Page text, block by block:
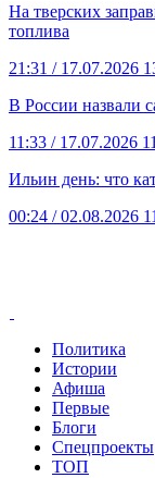
На тверских
топлива
21:31 / 17.07.2026
В России назвали
11:33 / 17.07.2026
Ильин день: что
00:24 / 02.08.2026
Политика
Истории
Афиша
Первые
Блоги
Спецпроекты
ТОП